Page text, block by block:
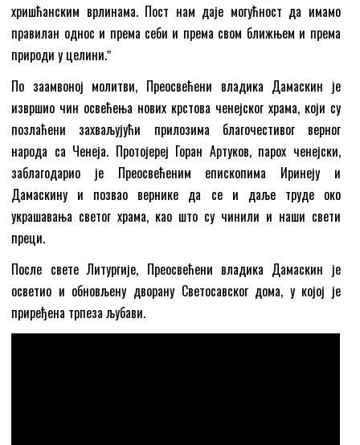
хришћанским врлинама. Пост нам даје могућност да имамо
правилан однос и према себи и према свом ближњем и према
природи у целини.ˮ
По заамвоној молитви, Преосвећени владика Дамаскин је
извршио чин освећења нових крстова ченејског храма, који су
позлаћени захваљујући прилозима благочестивог верног
народа са Ченеја. Протојереј Горан Артуков, парох ченејски,
заблагодарио је Преосвећеним епископима Иринеју и
Дамаскину и позвао вернике да се и даље труде око
украшавања светог храма, као што су чинили и наши свети
преци.
После свете Литургије, Преосвећени владика Дамаскин је
осветио и обновљену дворану Светосавског дома, у којој је
приређена трпеза љубави.